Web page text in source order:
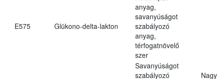
E575 Glükono-delta-lakton
anyag,
savanyúságot
szabályozó
anyag,
térfogatnövelő
szer
Savanyúságot
szabályozó